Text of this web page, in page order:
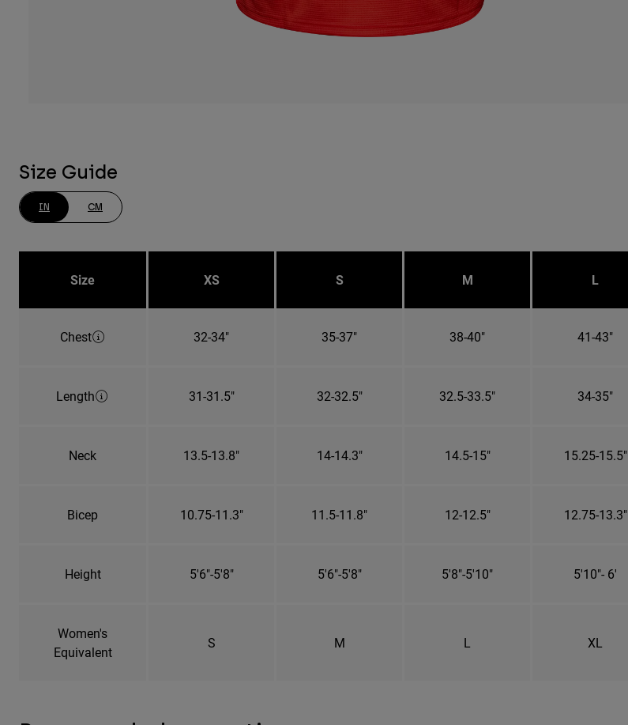
Size Guide
IN CM
Size XS S M L
Chest 32-34" 35-37" 38-40" 41-43"
Length 31-31.5" 32-32.5" 32.5-33.5" 34-35"
Neck 13.5-13.8" 14-14.3" 14.5-15" 15.25-15.5"
Bicep 10.75-11.3" 11.5-11.8" 12-12.5" 12.75-13.3"
Height 5'6"-5'8" 5'6"-5'8" 5'8"-5'10" 5'10"- 6'
Women's
Equivalent
S M L XL